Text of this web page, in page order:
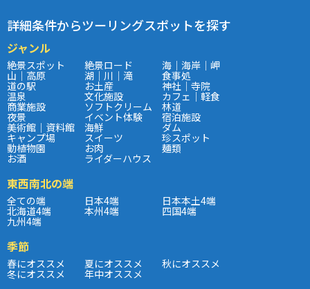
詳細条件からツーリングスポットを探す
ジャンル
絶景スポット 絶景ロード 海｜海岸｜岬
山｜高原 湖｜川｜滝 食事処
道の駅 お土産 神社｜寺院
温泉 文化施設 カフェ｜軽食
商業施設 ソフトクリーム 林道
夜景 イベント体験 宿泊施設
美術館｜資料館 海鮮 ダム
キャンプ場 スイーツ 珍スポット
動植物園 お肉 麺類
お酒 ライダーハウス
東西南北の端
全ての端 日本4端 日本本土4端
北海道4端 本州4端 四国4端
九州4端
季節
春にオススメ 夏にオススメ 秋にオススメ
冬にオススメ 年中オススメ